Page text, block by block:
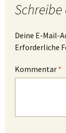
Deine E-Mail-
Erforderliche
Kommentar *